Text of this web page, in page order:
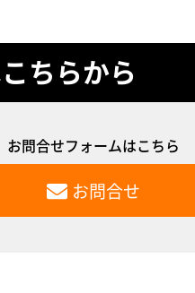
ちらから
お問合せフォームはこちら
お問合せ